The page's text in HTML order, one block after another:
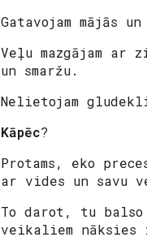
Gatavojam mājās
Veļu mazgājam
un smaržu.
Nelietojam
Kāpēc?
Protams, eko
ar vides un savu
To darot, tu
veikaliem